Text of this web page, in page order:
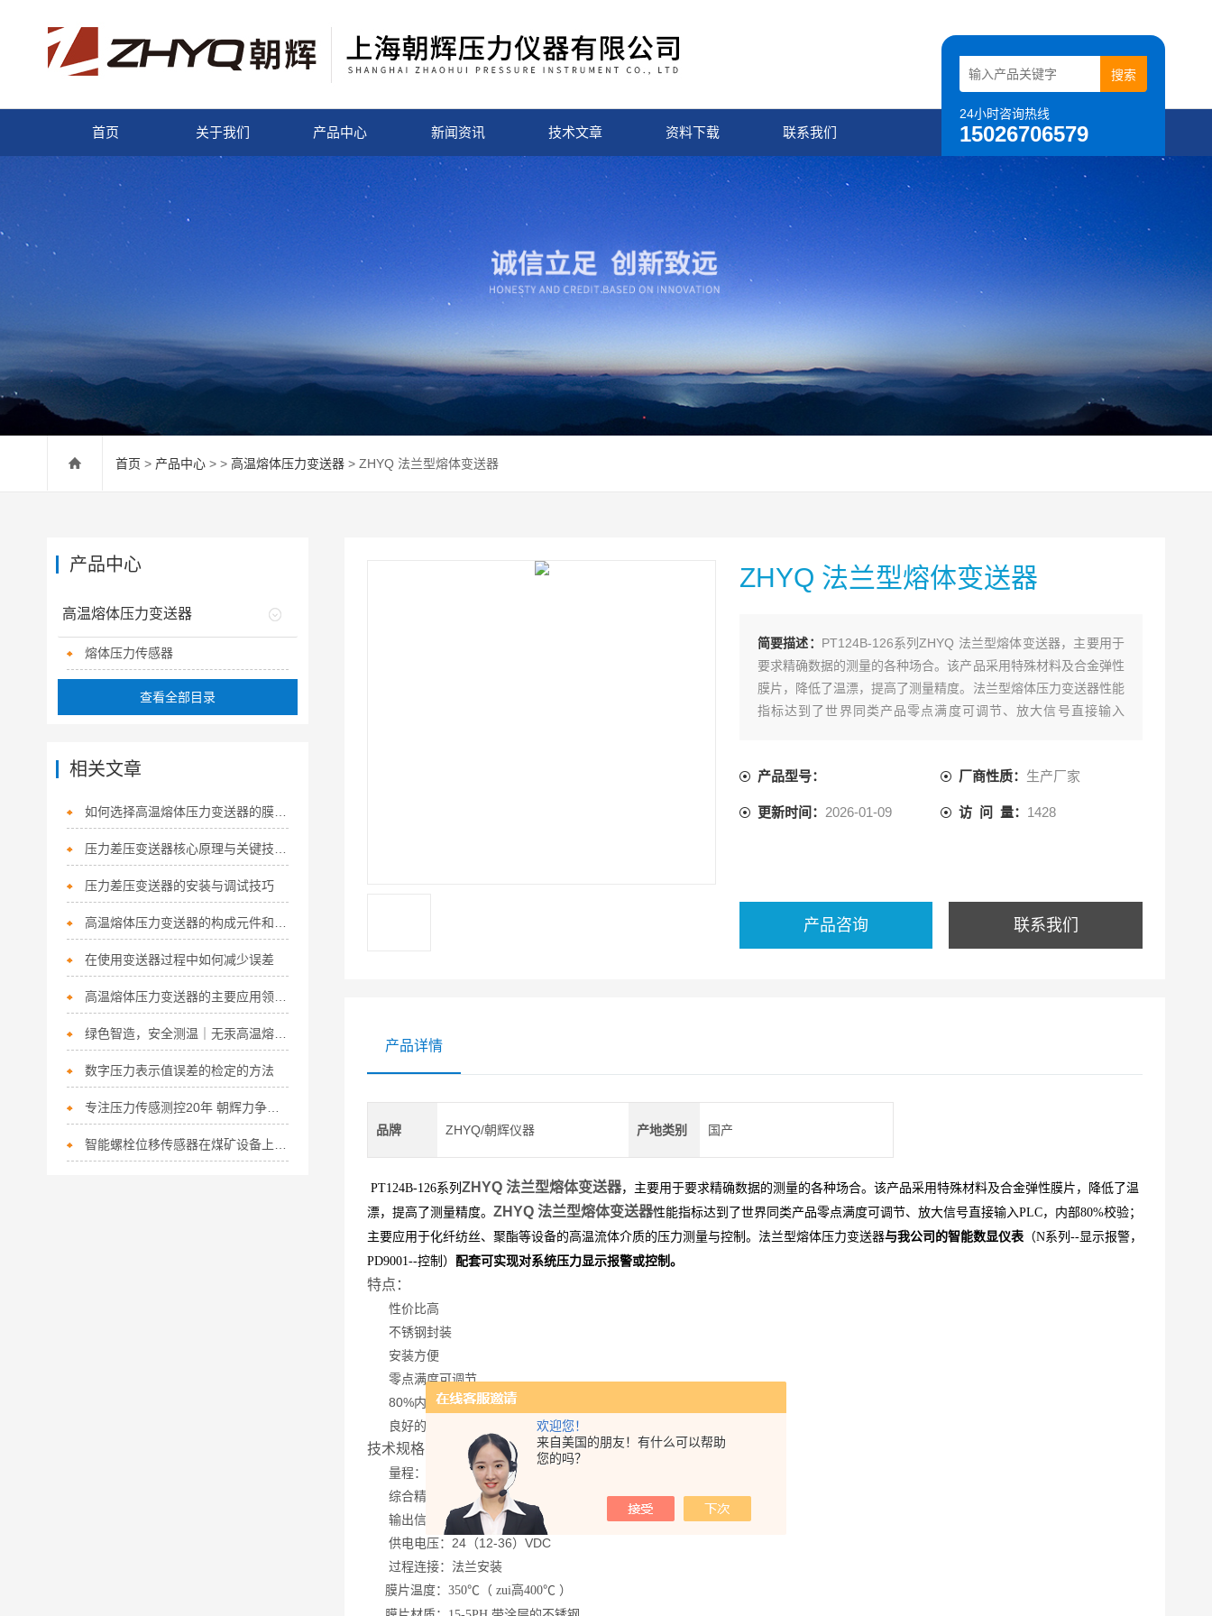
欢迎您！
来自美国的朋友！有什么可以帮助
您的吗？
24小时咨询热线
15026706579
首页 关于我们 产品中心 新闻资讯 技术文章 资料下载 联系我们
首页 > 产品中心 > > 高温熔体压力变送器 > ZHYQ 法兰型熔体变送器
ZHYQ 法兰型熔体变送器
简要描述： PT124B-126系列ZHYQ 法兰型熔体变送器，主要用于
要求精确数据的测量的各种场合。该产品采用特殊材料及合金弹性
膜片，降低了温漂，提高了测量精度。法兰型熔体压力变送器性能
指标达到了世界同类产品零点满度可调节、放大信号直接输入
产品型号： 厂商性质： 生产厂家
更新时间： 2026-01-09 访 问 量： 1428
产品咨询 联系我们
产品详情
品牌 ZHYQ/朝辉仪器 产地类别 国产
PT124B-126系列 ZHYQ 法兰型熔体变送器，主要用于要求精确数据的测量的各种场合。该产品采用特殊材料及合金弹性膜片，降低了温
漂，提高了测量精度。 ZHYQ 法兰型熔体变送器性能指标达到了世界同类产品零点满度可调节、放大信号直接输入PLC，内部80%校验；
主要应用于化纤纺丝、聚酯等设备的高温流体介质的压力测量与控制。法兰型熔体压力变送器与我公司的智能数显仪表 （N系列--显示报警，
PD9001--控制） 配套可实现对系统压力显示报警或控制。
特点：
性价比高
不锈钢封装
安装方便
零点满度可调节
80%内部校准
良好的稳定性和重复性
技术规格：
量程：0…1MPa ~ 0…35MPa
综合精度：±0.5%FS; ±1%FS
输出信号：0~5V; 0~10V; 4-20mA
供电电压：24（12-36）VDC
过程连接：法兰安装
膜片温度：350℃（ zui高400℃ ）
产品中心
高温熔体压力变送器
熔体压力传感器
查看全部目录
相关文章
如何选择高温熔体压力变送器的膜片？
压力差压变送器的安装与调试技巧
在使用变送器过程中如何减少误差
高温熔体压力变送器的主要应用领域和技术要求
绿色智造，安全测温｜无汞高温熔体压力变送器，重塑高温测量新标准
数字压力表示值误差的检定的方法
专注压力传感测控20年 朝辉力争两年内产值破亿